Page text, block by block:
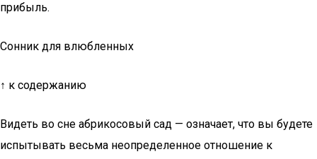
прибыль.
Сонник для влюбленных
↑ к содержанию
Видеть во сне абрикосовый сад — означает, что вы будете
испытывать весьма неопределенное отношение к